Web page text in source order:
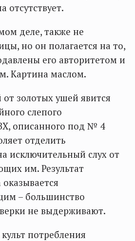
отсутствует.
деле, также не
но он полагается на то,
его авторитетом и
Картина маслом.
золотых ушей явится
слепого
описанного под № 4
отделить
исключительный слух от
им. Результат
– большинство
не выдерживают.
потребления